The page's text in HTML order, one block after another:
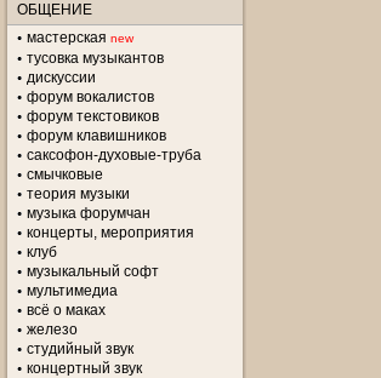
ОБЩЕНИЕ
мастерская new
тусовка музыкантов
дискуссии
форум вокалистов
форум текстовиков
форум клавишников
саксофон-духовые-труба
смычковые
теория музыки
музыка форумчан
концерты, мероприятия
клуб
музыкальный софт
мультимедиа
всё о маках
железо
студийный звук
концертный звук